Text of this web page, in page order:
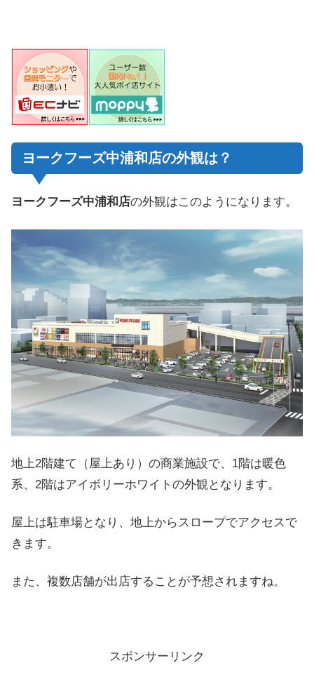
ヨークフーズ中浦和店の外観は？
ヨークフーズ中浦和店の外観はこのようになります。
地上2階建て（屋上あり）の商業施設で、1階は暖色
系、2階はアイボリーホワイトの外観となります。
屋上は駐車場となり、地上からスロープでアクセスで
きます。
また、複数店舗が出店することが予想されますね。
スポンサーリンク